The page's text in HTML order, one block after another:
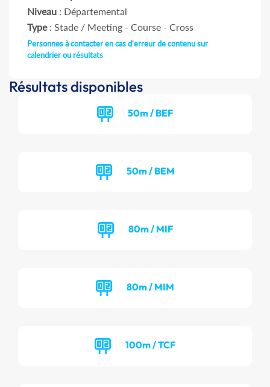
Niveau : Départemental
Type: Stade / Meeting - Course - Cross
Personnes à contacter en cas d'erreur de contenu sur
calendrier ou résultats
Résultats disponibles
50m / BEF
50m / BEM
80m / MIF
80m / MIM
100m / TCF